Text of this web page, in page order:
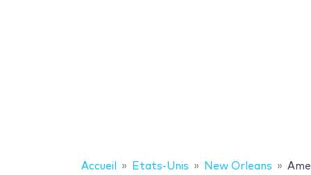
Accueil Etats-Unis New Orleans